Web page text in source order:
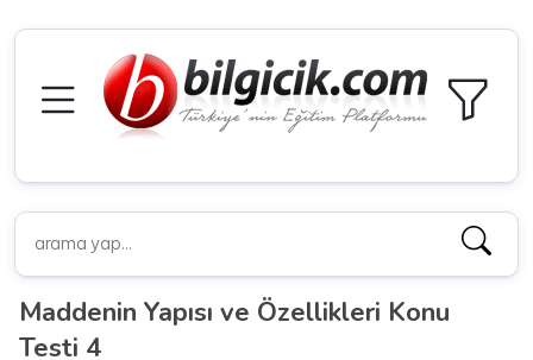
Maddenin Yapısı ve Özellikleri Konu
Testi 4